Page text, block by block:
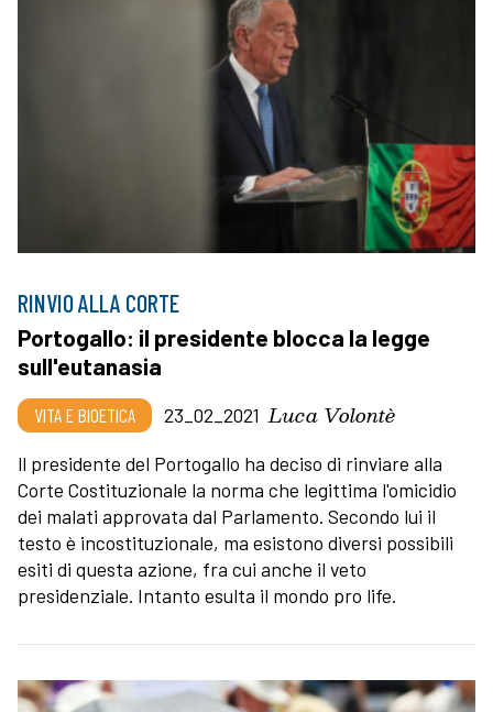
RINVIO ALLA CORTE
Portogallo: il presidente blocca la legge
sull'eutanasia
VITA E BIOETICA 23_02_2021 Luca Volontè
ll presidente del Portogallo ha deciso di rinviare alla
Corte Costituzionale la norma che legittima l'omicidio
dei malati approvata dal Parlamento. Secondo lui il
testo è incostituzionale, ma esistono diversi possibili
esiti di questa azione, fra cui anche il veto
presidenziale. Intanto esulta il mondo pro life.